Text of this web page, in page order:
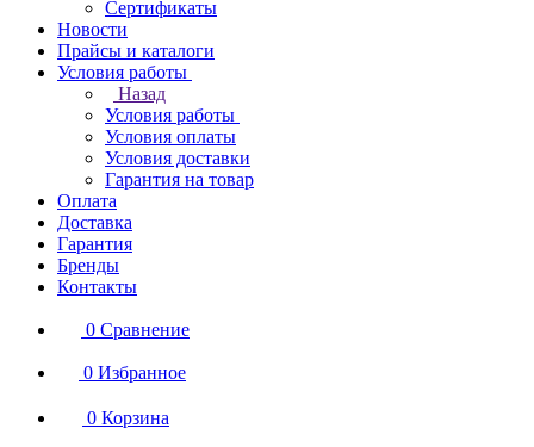
Сертификаты
Новости
Прайсы и каталоги
Условия работы
Назад
Условия работы
Условия оплаты
Условия доставки
Гарантия на товар
Оплата
Доставка
Гарантия
Бренды
Контакты
0 Сравнение
0 Избранное
0 Корзина